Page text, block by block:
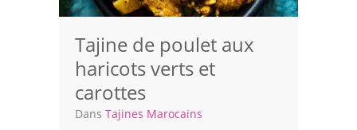
Tajine de poulet aux
haricots verts et
carottes
Dans Tajines Marocains